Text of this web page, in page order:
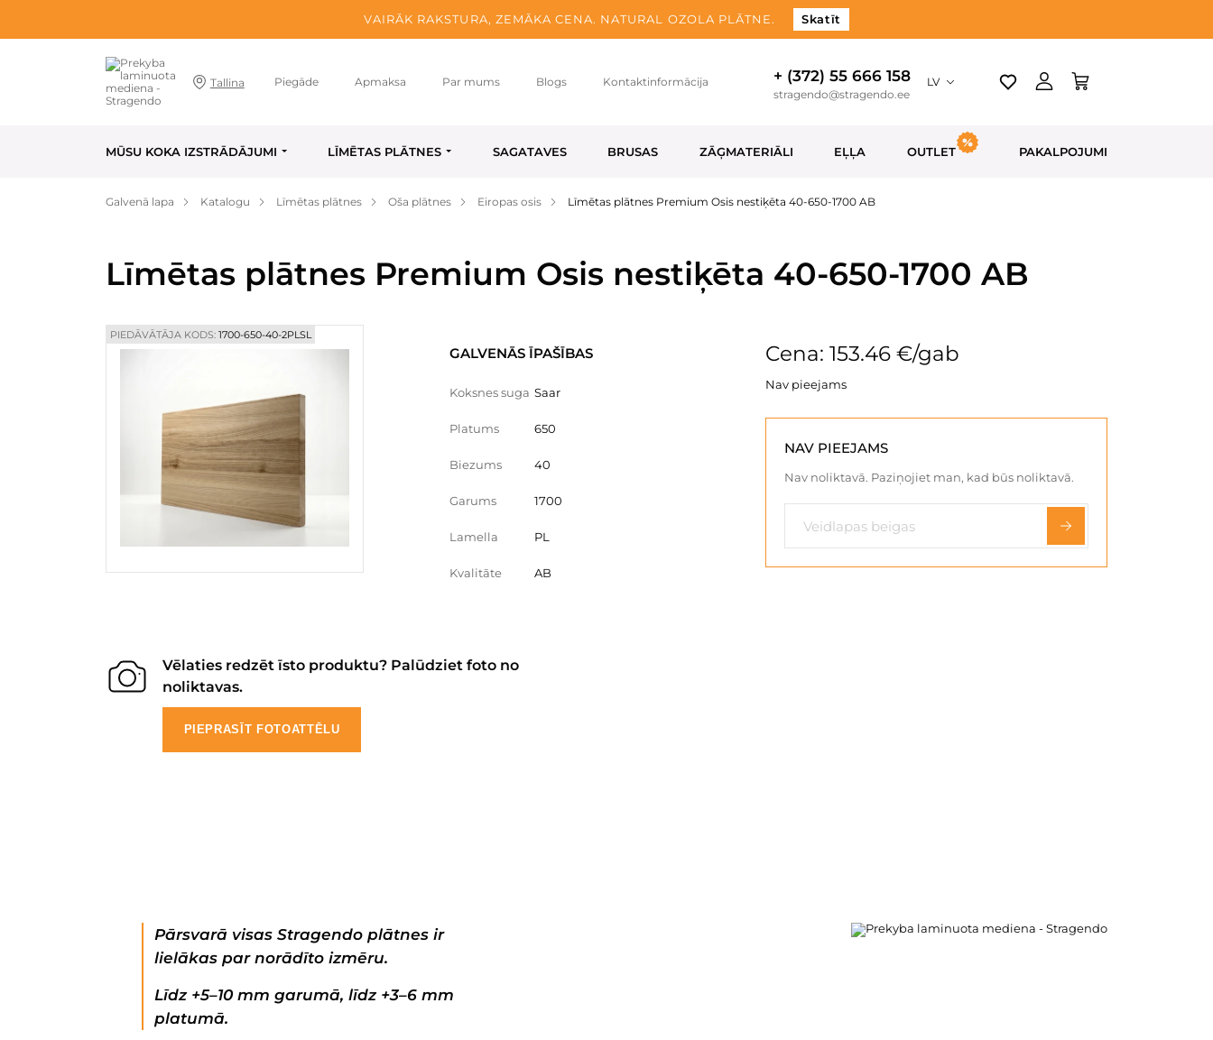
VAIRĀK RAKSTURA, ZEMĀKA CENA. NATURAL OZOLA PLĀTNE. Skatīt
Tallina Piegāde Apmaksa Par mums Blogs Kontaktinformācija + (372) 55 666 158
stragendo@stragendo.ee
LV
MŪSU KOKA IZSTRĀDĀJUMI LĪMĒTAS PLĀTNES SAGATAVES BRUSAS ZĀĢMATERIĀLI EĻĻA OUTLET PAKALPOJUMI
Galvenā lapa Katalogu Līmētas plātnes Oša plātnes Eiropas osis Līmētas plātnes Premium Osis nestiķēta 40-650-1700 AB
Līmētas plātnes Premium Osis nestiķēta 40-650-1700 AB
PIEDĀVĀTĀJA KODS: 1700-650-40-2PLSL
GALVENĀS ĪPAŠĪBAS
Koksnes suga Saar
Platums 650
Biezums 40
Garums 1700
Lamella PL
Kvalitāte AB
Cena: 153.46 €/gab
Nav pieejams
NAV PIEEJAMS
Nav noliktavā. Paziņojiet man, kad būs noliktavā.
Vēlaties redzēt īsto produktu? Palūdziet foto no
noliktavas.
PIEPRASĪT FOTOATTĒLU
Pārsvarā visas Stragendo plātnes ir
lielākas par norādīto izmēru.
Līdz +5–10 mm garumā, līdz +3–6 mm
platumā.